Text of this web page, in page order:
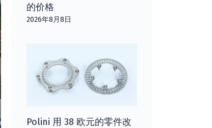
的价格
2026年8月8日
Polini 用 38 欧元的零件改